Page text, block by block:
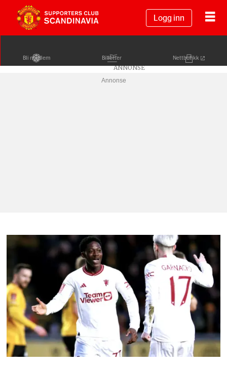
Logg inn
Bli medlem Billetter Nettbutikk
Annonse